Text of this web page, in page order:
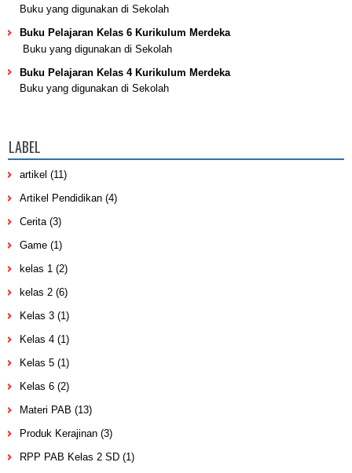
Buku yang digunakan di Sekolah
Buku Pelajaran Kelas 6 Kurikulum Merdeka
Buku yang digunakan di Sekolah
Buku Pelajaran Kelas 4 Kurikulum Merdeka
Buku yang digunakan di Sekolah
LABEL
artikel (11)
Artikel Pendidikan (4)
Cerita (3)
Game (1)
kelas 1 (2)
kelas 2 (6)
Kelas 3 (1)
Kelas 4 (1)
Kelas 5 (1)
Kelas 6 (2)
Materi PAB (13)
Produk Kerajinan (3)
RPP PAB Kelas 2 SD (1)